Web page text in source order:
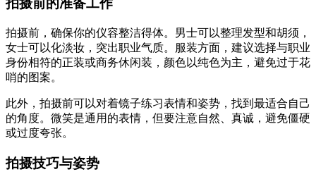
拍摄前的准备工作
拍摄前，确保你的仪容整洁得体。男士可以整理发型和胡须，
女士可以化淡妆，突出职业气质。服装方面，建议选择与职业
身份相符的正装或商务休闲装，颜色以纯色为主，避免过于花
哨的图案。
此外，拍摄前可以对着镜子练习表情和姿势，找到最适合自己
的角度。微笑是通用的表情，但要注意自然、真诚，避免僵硬
或过度夸张。
拍摄技巧与姿势